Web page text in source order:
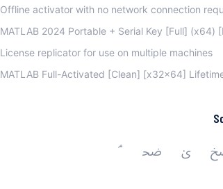
Offline activator with no network connection
MATLAB 2024 Portable + Serial Key [Full] (x64)
License replicator for use on multiple machines
MATLAB Full-Activated [Clean] [x32x64]